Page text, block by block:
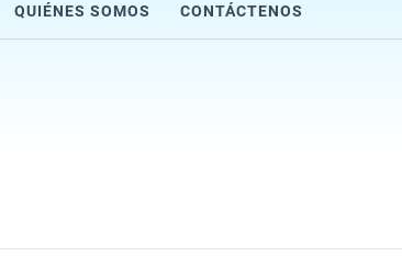
QUIÉNES SOMOS CONTÁCTENOS